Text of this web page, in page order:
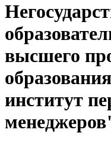
высшего
институт